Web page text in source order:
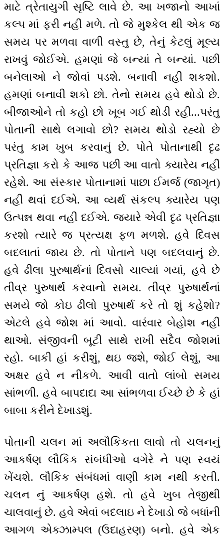
માટે ત્રેતાયુગી સૃષ્ટિ લાવે છે. આ ખજાનો આખાં
કલ્પ માં ફરી નહીં મળે. તો જે મુશ્કેલ થી એક જ
સમય પર મળવા વાળી વસ્તુ છે, તેનું કેટલું મૂલ્ય
રાખવું જોઈએ. હમણાં જે બન્યાં તે બન્યાં. પછી
બનેલાઓ ને જોવાં પડશે. બનાવી નહીં શકશો.
હમણાં બનાવી શકો છો. તેનો સમય હવે થોડો છે.
બીજાઓને તો કહો છો ખૂબ ગઈ થોડી રહી...પરંતુ
પોતાની સાથે લગાવો છો? સમય થોડો રહ્યો છે
પરંતુ કામ ખુબ કરવાનું છે. પોતે પોતાનાથી દૃઢ
પ્રતિજ્ઞા કરો કે આજ પછી આ વાતો ક્યારેય નહીં
રહેશે. આ સંસ્કાર પોતાનામાં પાછા ઈમર્જ (જાગૃત)
નહીં થવાં દઈએ. આ વ્યર્થ સંકલ્પ ક્યારેય પણ
ઉત્પન્ન થવા નહીં દઈએ. જ્યારે એવી દૃઢ પ્રતિજ્ઞા
કરશો ત્યારે જ પ્રત્યક્ષ ફળ મળશે. હવે દિવસ
બદલાતાં જાય છે. તો પોતાને પણ બદલવાનું છે.
હવે ઢીલા પુરુષાર્થનાં દિવસો ચાલ્યાં ગયાં, હવે છે
તીવ્ર પુરુષાર્થ કરવાનો સમય. તીવ્ર પુરુષાર્થનાં
સમયે જો કોઇ ઢીલો પુરુષાર્થ કરે તો શું કહેશો?
એટલે હવે જોશ માં આવો. વારંવાર બેહોશ નહીં
થાઓ. સંજીવની બૂટી સાથે રાખી સદૈવ જોશમાં
રહો. બાકી હાં કરીશું, થઇ જશે, જોઈ લેશું, આ
અક્ષર હવે ન નીકળે. આવી વાતો લાંબો સમય
સાંભળી. હવે બાપદાદા આ સાંભળવા ઈચ્છે છે કે હાં
બાબા કરીને દેખાડશું.
પોતાની ચલન માં અલૌકિકતા લાવો તો ચલનનું
આકર્ષણ લૌકિક સંબંધીઓ વગેરે ને પણ સ્વયં
ખેંચશે. લૌકિક સંબંધમાં વાણી કામ નથી કરતી.
ચલન નું આકર્ષણ હશે. તો હવે ખુબ તેજીથી
ચાલવાનું છે. હવે એવાં બદલાઇ ને દેખાડો જે બધાંની
આગળ એક્ઝામ્પલ (ઉદાહરણ) બનો. હવે એક